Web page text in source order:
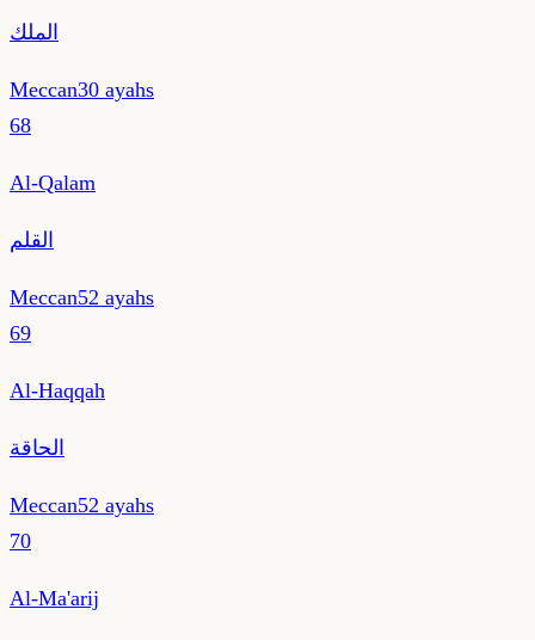
الملك
Meccan30 ayahs
68
Al-Qalam
القلم
Meccan52 ayahs
69
Al-Haqqah
الحاقة
Meccan52 ayahs
70
Al-Ma'arij